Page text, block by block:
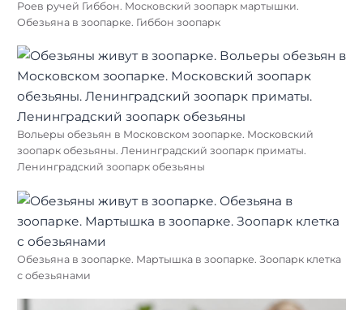
Роев ручей Гиббон. Московский зоопарк мартышки.
Обезьяна в зоопарке. Гиббон зоопарк
Вольеры обезьян в Московском зоопарке. Московский
зоопарк обезьяны. Ленинградский зоопарк приматы.
Ленинградский зоопарк обезьяны
Обезьяна в зоопарке. Мартышка в зоопарке. Зоопарк клетка
с обезьянами